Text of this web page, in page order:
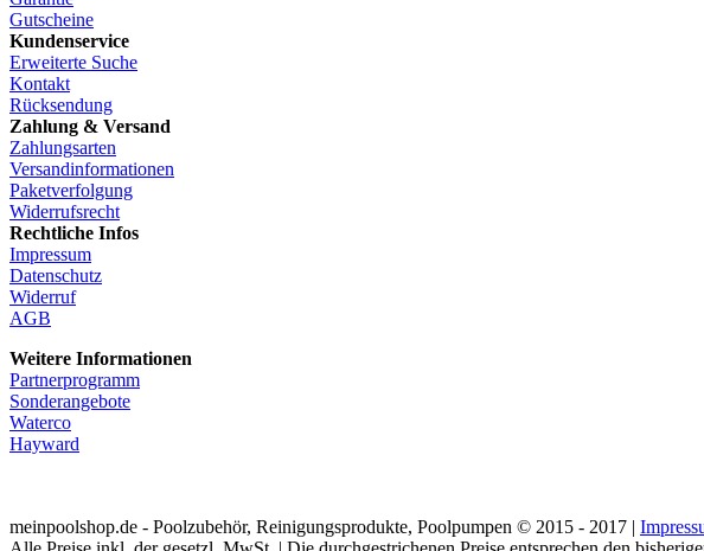
Gutscheine
Kundenservice
Erweiterte Suche
Kontakt
Rücksendung
Zahlung & Versand
Zahlungsarten
Versandinformationen
Paketverfolgung
Widerrufsrecht
Rechtliche Infos
Impressum
Datenschutz
Widerruf
AGB
Weitere Informationen
Partnerprogramm
Sonderangebote
Waterco
Hayward
meinpoolshop.de - Poolzubehör, Reinigungsprodukte, Poolpumpen © 2015 - 2017 |